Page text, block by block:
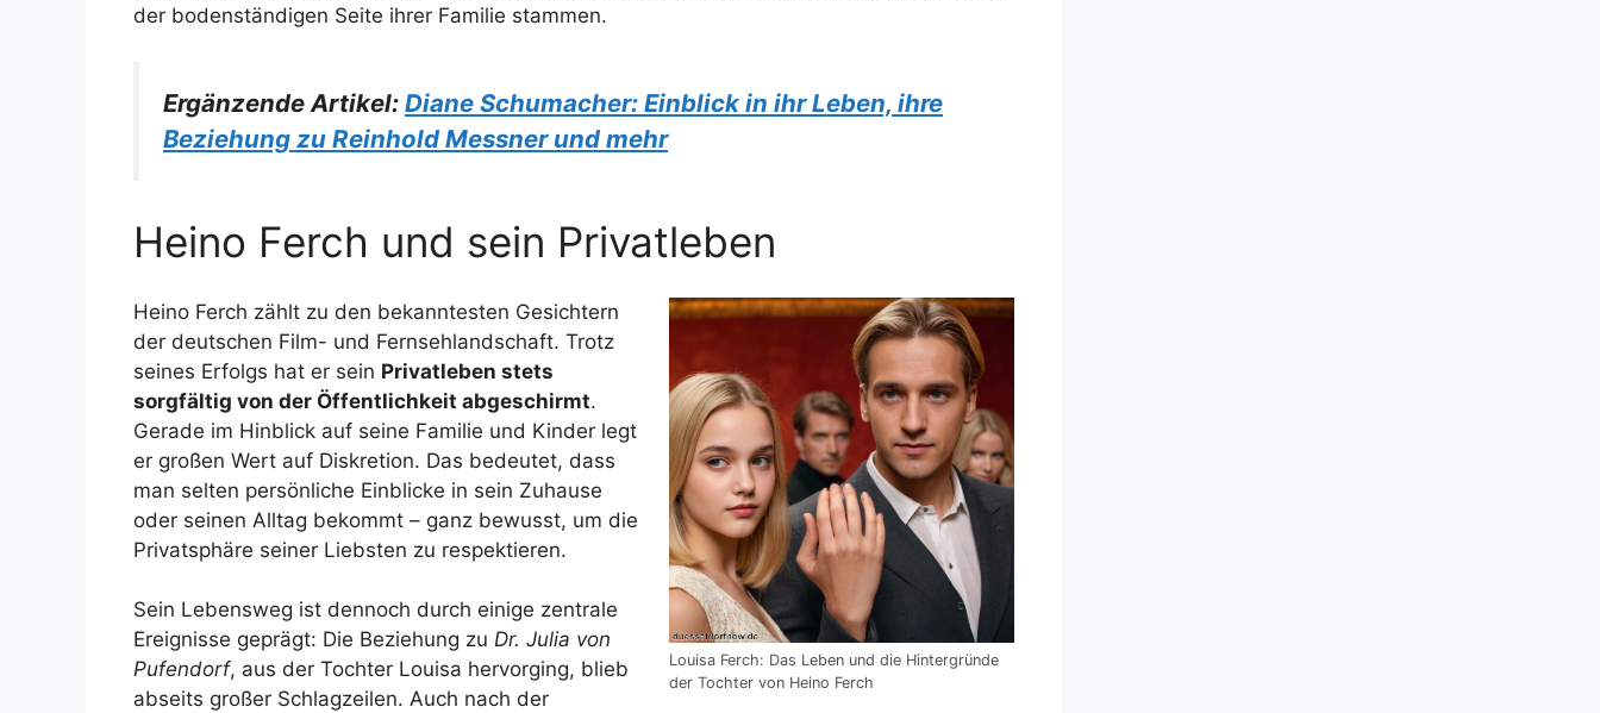
der bodenständigen Seite ihrer Familie stammen.
Ergänzende Artikel: Diane Schumacher: Einblick in ihr Leben, ihre
Beziehung zu Reinhold Messner und mehr
Heino Ferch und sein Privatleben
Louisa Ferch: Das Leben und die Hintergründe
der Tochter von Heino Ferch
Heino Ferch zählt zu den bekanntesten Gesichtern
der deutschen Film- und Fernsehlandschaft. Trotz
seines Erfolgs hat er sein Privatleben stets
sorgfältig von der Öffentlichkeit abgeschirmt.
Gerade im Hinblick auf seine Familie und Kinder legt
er großen Wert auf Diskretion. Das bedeutet, dass
man selten persönliche Einblicke in sein Zuhause
oder seinen Alltag bekommt – ganz bewusst, um die
Privatsphäre seiner Liebsten zu respektieren.
Sein Lebensweg ist dennoch durch einige zentrale
Ereignisse geprägt: Die Beziehung zu Dr. Julia von
Pufendorf, aus der Tochter Louisa hervorging, blieb
abseits großer Schlagzeilen. Auch nach der